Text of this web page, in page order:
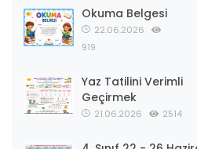
Okuma Belgesi
22.06.2026
919
Yaz Tatilini Verimli
Geçirmek
21.06.2026 2514